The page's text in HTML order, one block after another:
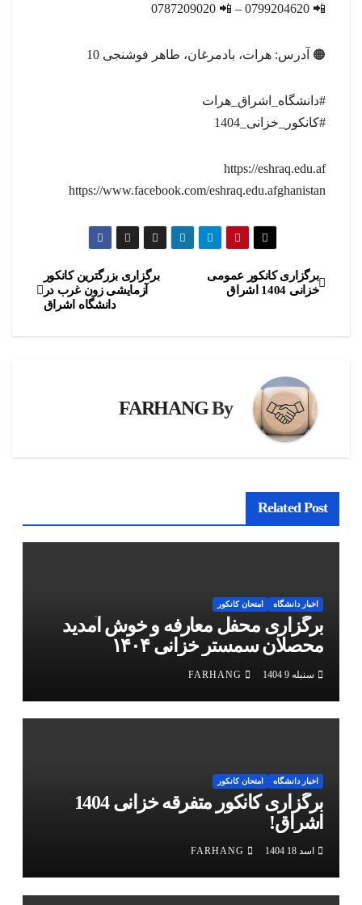
📲 0799204620 – 📲 0787209020
🟠 آدرس: هرات، بادمرغان، طاهر فوشنجی 10
#دانشگاه_اشراق_هرات
#کانکور_خزانی_1404
https://eshraq.edu.af
https://www.facebook.com/eshraq.edu.afghanistan
راهبری
برگزاری بزرگترین کانکور
آزمایشی زون غرب در
دانشگاه اشراق
برگزاری کانکور عمومی
خزانی 1404 اشراق
By
FARHANG
Related Post
اخبار دانشگاه امتحان کانکور
برگزاری محفل معارفه و خوش آمدید
محصلان سمستر خزانی ۱۴۰۴
سنبله 9 1404 FARHANG
اخبار دانشگاه امتحان کانکور
برگزاری کانکور متفرقه خزانی 1404
اشراق!
اسد 18 1404 FARHANG